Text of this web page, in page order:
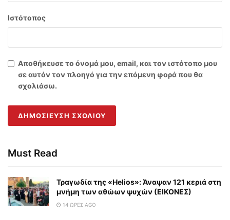
Ιστότοπος
Αποθήκευσε το όνομά μου, email, και τον ιστότοπο μου
σε αυτόν τον πλοηγό για την επόμενη φορά που θα
σχολιάσω.
Must Read
Τραγωδία της «Helios»: Άναψαν 121 κεριά στη
μνήμη των αθώων ψυχών (ΕΙΚΟΝΕΣ)
14 ΏΡΕΣ AGO